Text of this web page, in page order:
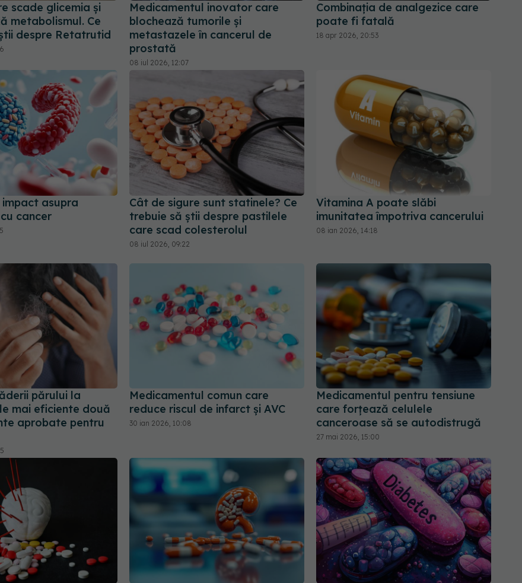
scade glicemia și
metabolismul. Ce
despre Retatrutid
Medicamentul inovator care
blochează tumorile și
metastazele în cancerul de
prostată
08 iul 2026, 12:07
Combinația de analgezice care
poate fi fatală
18 apr 2026, 20:53
asupra
cancer
Cât de sigure sunt statinele? Ce
trebuie să știi despre pastilele
care scad colesterolul
08 iul 2026, 09:22
Vitamina A poate slăbi
imunitatea împotriva cancerului
08 ian 2026, 14:18
părului la
mai eficiente două
aprobate pentru
Medicamentul comun care
reduce riscul de infarct și AVC
30 ian 2026, 10:08
Medicamentul pentru tensiune
care forțează celulele
canceroase să se autodistrugă
27 mai 2026, 15:00